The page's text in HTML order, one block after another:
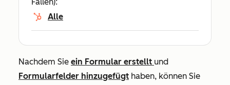
Alle
Nachdem Sie ein Formular erstellt und
Formularfelder hinzugefügt haben, können Sie